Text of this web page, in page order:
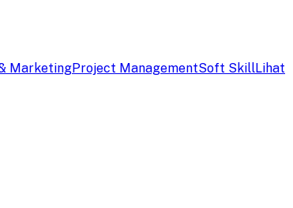
MarketingProject ManagementSoft SkillLihat